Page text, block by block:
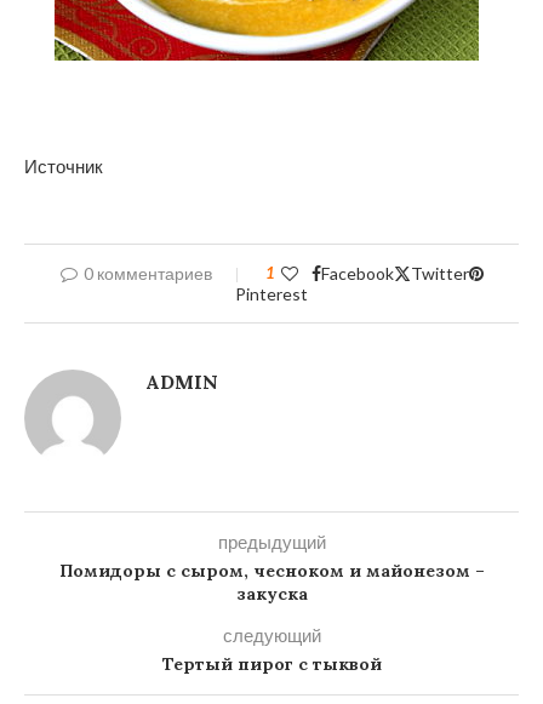
Источник
0 комментариев 1 Facebook
Twitter
Pinterest
ADMIN
предыдущий
Помидоры с сыром, чесноком и майонезом –
закуска
следующий
Тертый пирог с тыквой